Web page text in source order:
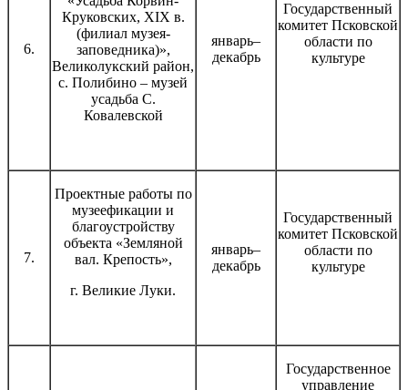
6.
Круковских, XIX в.
(филиал музея-
заповедника)»,
Великолукский район,
с. Полибино – музей
усадьба С.
Ковалевской
январь–
декабрь
Государственный
комитет Псковской
области по
культуре
7.
Проектные работы по
музеефикации и
благоустройству
объекта «Земляной
вал. Крепость»,
г. Великие Луки.
январь–
декабрь
Государственный
комитет Псковской
области по
культуре
Государственное
управление